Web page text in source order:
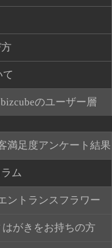
て
bizcubeのユーザー層
満足度アンケート結果
ム
ントランスフラワー
はがきをお持ちの方